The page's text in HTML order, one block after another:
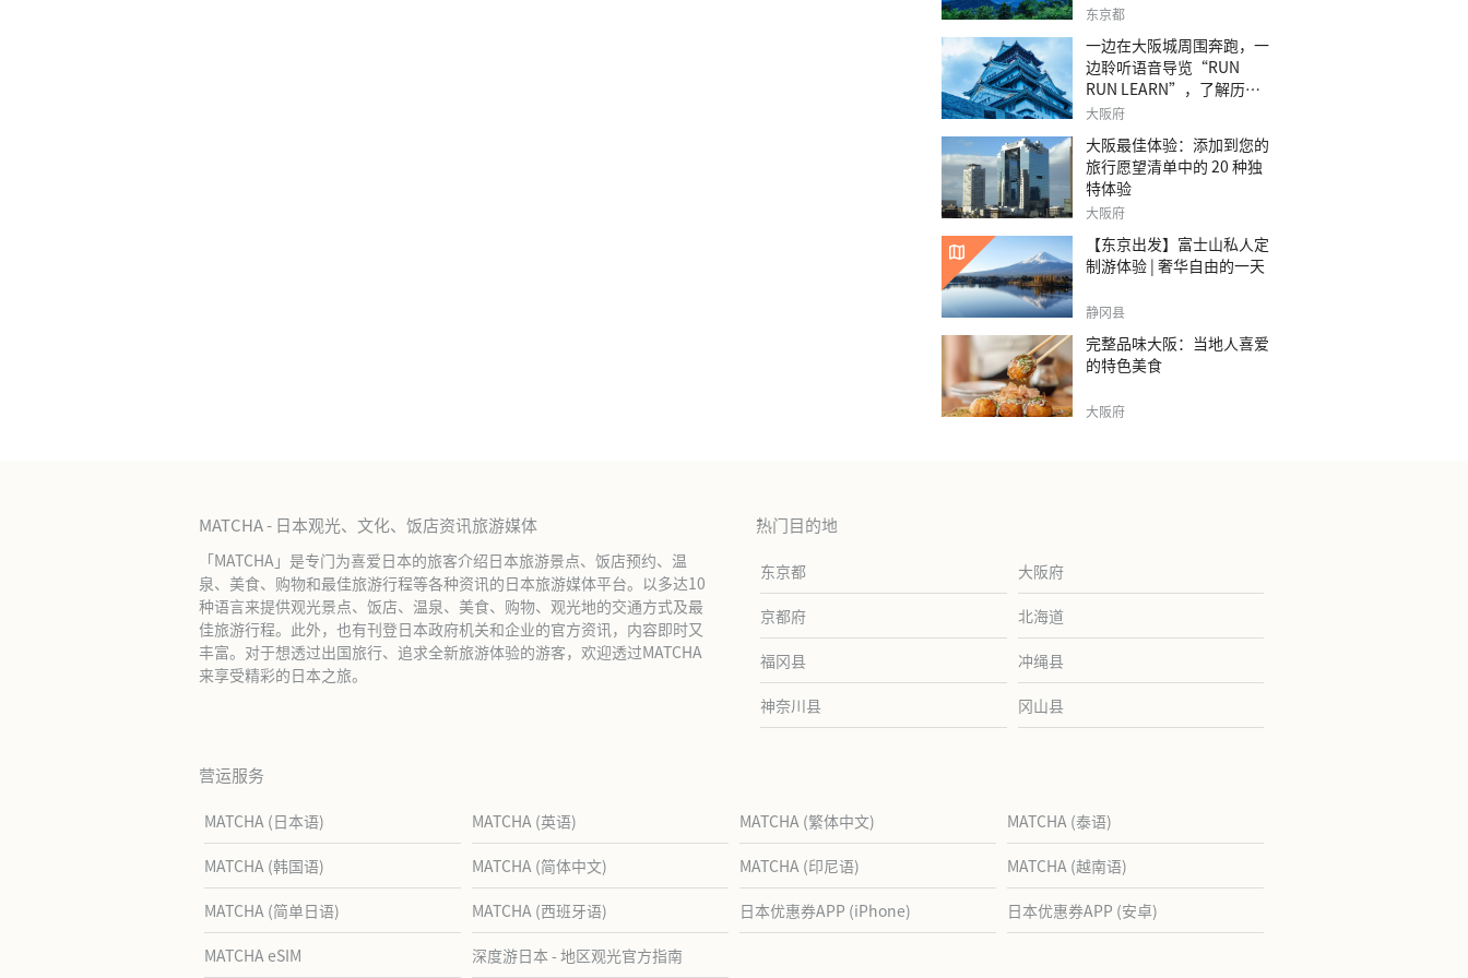
之旅。
东京都
一边在大阪城周围奔跑，一
边聆听语音导览“RUN
RUN LEARN”，了解历
史。
大阪府
大阪最佳体验：添加到您的
旅行愿望清单中的 20 种独
特体验
大阪府
【东京出发】富士山私人定
制游体验 | 奢华自由的一天
静冈县
完整品味大阪：当地人喜爱
的特色美食
大阪府
MATCHA - 日本观光、文化、饭店资讯旅游媒体
「MATCHA」是专门为喜爱日本的旅客介绍日本旅游景点、饭店预约、温
泉、美食、购物和最佳旅游行程等各种资讯的日本旅游媒体平台。以多达10
种语言来提供观光景点、饭店、温泉、美食、购物、观光地的交通方式及最
佳旅游行程。此外，也有刊登日本政府机关和企业的官方资讯，内容即时又
丰富。对于想透过出国旅行、追求全新旅游体验的游客，欢迎透过MATCHA
来享受精彩的日本之旅。
热门目的地
东京都 大阪府
京都府 北海道
福冈县 冲绳县
神奈川县 冈山县
营运服务
MATCHA (日本语) MATCHA (英语) MATCHA (繁体中文) MATCHA (泰语)
MATCHA (韩国语) MATCHA (简体中文) MATCHA (印尼语) MATCHA (越南语)
MATCHA (简单日语) MATCHA (西班牙语) 日本优惠券APP (iPhone) 日本优惠券APP (安卓)
MATCHA eSIM 深度游日本 - 地区观光官方指南